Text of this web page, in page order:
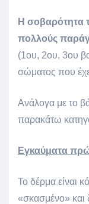
Η σοβαρότητα
πολλούς
(1ου, 2ου, 3ου
σώματος που
Ανάλογα με το
παρακάτω
Εγκαύματα
Το δέρμα είναι
«σκασμένο» και